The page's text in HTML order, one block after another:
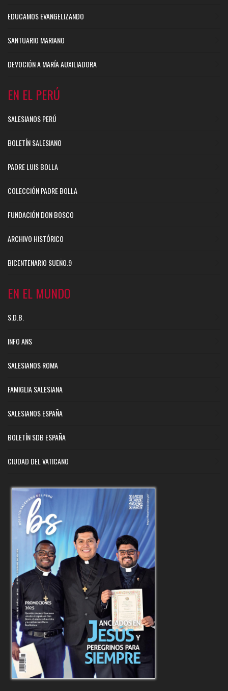
EDUCAMOS EVANGELIZANDO
SANTUARIO MARIANO
DEVOCIÓN A MARÍA AUXILIADORA
EN EL PERÚ
SALESIANOS PERÚ
BOLETÍN SALESIANO
PADRE LUIS BOLLA
COLECCIÓN PADRE BOLLA
FUNDACIÓN DON BOSCO
ARCHIVO HISTÓRICO
BICENTENARIO SUEÑO.9
EN EL MUNDO
S.D.B.
INFO ANS
SALESIANOS ROMA
FAMIGLIA SALESIANA
SALESIANOS ESPAÑA
BOLETÍN SDB ESPAÑA
CIUDAD DEL VATICANO